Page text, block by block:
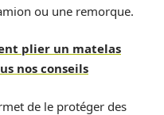
ou une remorque.
plier un matelas
nos conseils
de le protéger des